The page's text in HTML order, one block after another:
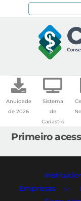
Anuidade
de 2026
Sistema
de
Cadastro
Primeiro
Empresas